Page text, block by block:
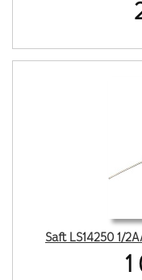
Saft LS14250 1/